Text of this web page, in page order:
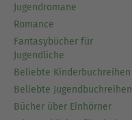
Jugendromane
Romance
Fantasybücher für
Jugendliche
Beliebte Kinderbuchreihen
Beliebte Jugendbuchreihen
Bücher über Einhörner